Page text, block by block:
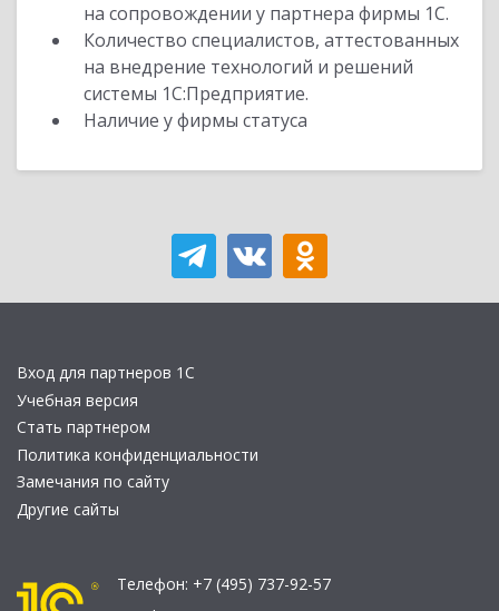
на сопровождении у партнера фирмы 1С.
Количество специалистов, аттестованных
на внедрение технологий и решений
системы 1С:Предприятие.
Наличие у фирмы статуса
Вход для партнеров 1С
Учебная версия
Стать партнером
Политика конфиденциальности
Замечания по сайту
Другие сайты
Телефон: +7 (495) 737-92-57